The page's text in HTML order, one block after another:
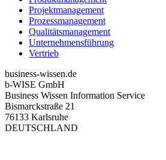
Projektmanagement
Prozessmanagement
Qualitätsmanagement
Unternehmensführung
Vertrieb
business-wissen.de
b-WISE GmbH
Business Wissen Information Service
Bismarckstraße 21
76133 Karlsruhe
DEUTSCHLAND